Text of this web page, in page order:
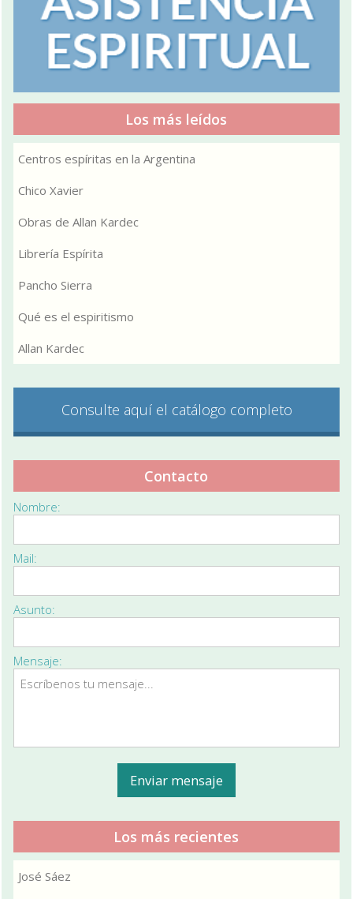
Los más leídos
Centros espíritas en la Argentina
Chico Xavier
Obras de Allan Kardec
Librería Espírita
Pancho Sierra
Qué es el espiritismo
Allan Kardec
Consulte aquí el catálogo completo
Contacto
Nombre:
Mail:
Asunto:
Mensaje:
Los más recientes
José Sáez